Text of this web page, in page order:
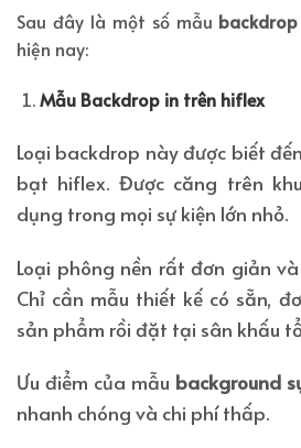
Sau đây là một số mẫu
hiện nay:
Mẫu Backdrop in trên hiflex
Loại backdrop này được biết
bạt hiflex. Được căng trên
dụng trong mọi sự kiện lớn nhỏ.
Loại phông nền rất đơn giản
Chỉ cần mẫu thiết kế có sẵn,
sản phẩm rồi đặt tại sân khấu
Ưu điểm của mẫu background
nhanh chóng và chi phí thấp.